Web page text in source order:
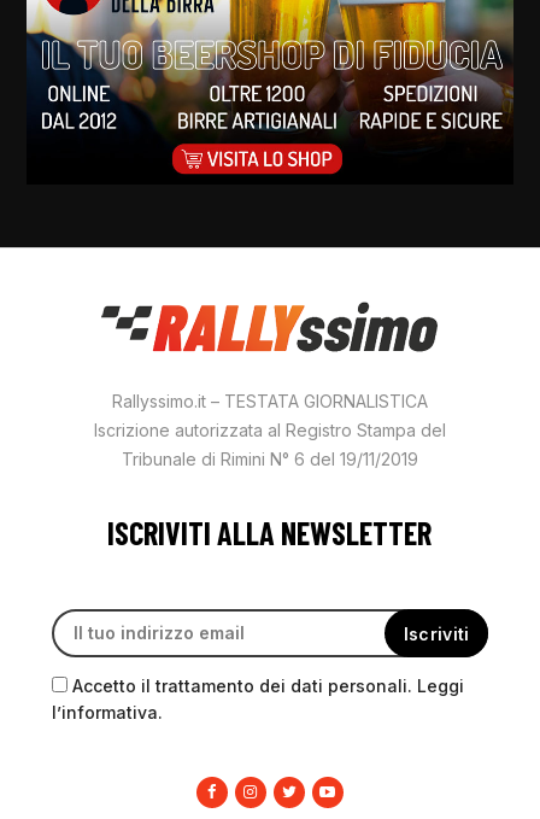
Rallyssimo.it – TESTATA GIORNALISTICA
Iscrizione autorizzata al Registro Stampa del
Tribunale di Rimini N° 6 del 19/11/2019
ISCRIVITI ALLA NEWSLETTER
Accetto il trattamento dei dati personali. Leggi
l’informativa.